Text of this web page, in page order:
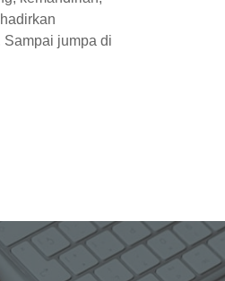
Sampai jumpa di